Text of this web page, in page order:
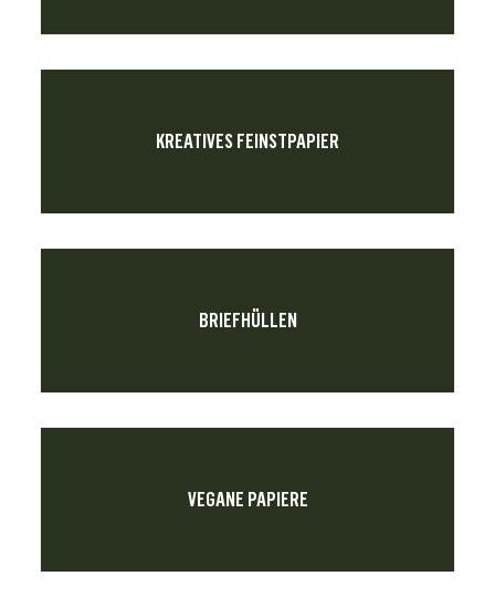
KREATIVES FEINSTPAPIER
BRIEFHÜLLEN
VEGANE PAPIERE